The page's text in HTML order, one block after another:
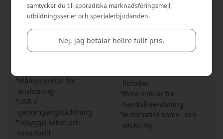
12-2115
Twelve South StayGo USB-
C Hub med 8 portar, 4K
HDMI, Ethernet och pass-
through-laddning för
Många portar för
anslutning
USB-C
genomgångsladdning
Inbyggd kabel och
resesladd
Twelve South SurfacePad
fodral för iPad Air Pro 9,7
tum i premiumläder med
automatisk sleep/wake -
filtfoder
Flera vinklar för
handsfree-visning
Automatisk sömn- och
väckning
samtycker du till sporadiska marknadsföringsmejl,
utbildningsserier och specialerbjudanden.
Nej, jag betalar hellre fullt pris.